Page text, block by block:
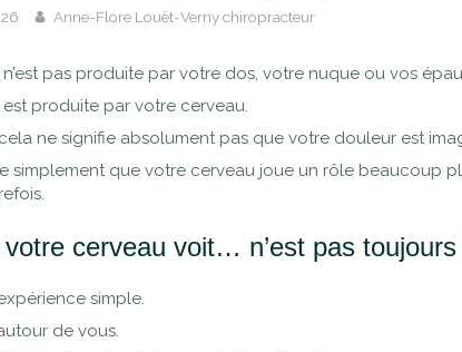
Anne-Flore Louët-Verny chiropracteur
pas produite par votre dos, votre nuque ou vos
produite par votre cerveau.
ne signifie absolument pas que votre douleur est
simplement que votre cerveau joue un rôle beaucoup
cerveau voit… n’est pas
simple.
de vous.